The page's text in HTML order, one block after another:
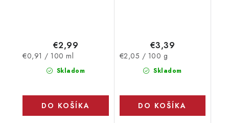
Skladom
€2,99
Jednotková
€0,91 / 100 ml
DO KOŠÍKA
Skladom
€3,39
Jednotková
€2,05 / 100 g
DO KOŠÍKA